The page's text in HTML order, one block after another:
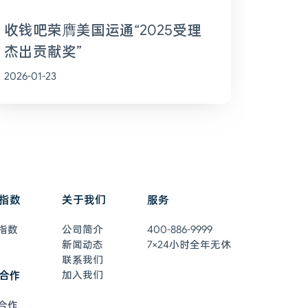
收钱吧荣膺美国运通“2025受理
杰出贡献奖”
2026-01-23
数
数
作
作
关于我们
公司简介
新闻动态
联系我们
加入我们
服务
400-886-9999
7×24小时全年无休